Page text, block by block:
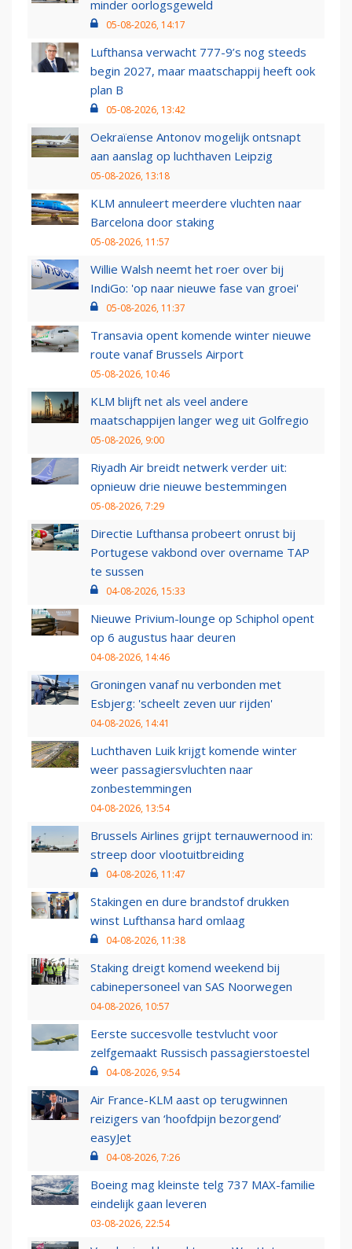
minder oorlogsgeweld
05-08-2026, 14:17
Lufthansa verwacht 777-9’s nog steeds
begin 2027, maar maatschappij heeft ook
plan B
05-08-2026, 13:42
Oekraïense Antonov mogelijk ontsnapt
aan aanslag op luchthaven Leipzig
05-08-2026, 13:18
KLM annuleert meerdere vluchten naar
Barcelona door staking
05-08-2026, 11:57
Willie Walsh neemt het roer over bij
IndiGo: 'op naar nieuwe fase van groei'
05-08-2026, 11:37
Transavia opent komende winter nieuwe
route vanaf Brussels Airport
05-08-2026, 10:46
KLM blijft net als veel andere
maatschappijen langer weg uit Golfregio
05-08-2026, 9:00
Riyadh Air breidt netwerk verder uit:
opnieuw drie nieuwe bestemmingen
05-08-2026, 7:29
Directie Lufthansa probeert onrust bij
Portugese vakbond over overname TAP
te sussen
04-08-2026, 15:33
Nieuwe Privium-lounge op Schiphol opent
op 6 augustus haar deuren
04-08-2026, 14:46
Groningen vanaf nu verbonden met
Esbjerg: 'scheelt zeven uur rijden'
04-08-2026, 14:41
Luchthaven Luik krijgt komende winter
weer passagiersvluchten naar
zonbestemmingen
04-08-2026, 13:54
Brussels Airlines grijpt ternauwernood in:
streep door vlootuitbreiding
04-08-2026, 11:47
Stakingen en dure brandstof drukken
winst Lufthansa hard omlaag
04-08-2026, 11:38
Staking dreigt komend weekend bij
cabinepersoneel van SAS Noorwegen
04-08-2026, 10:57
Eerste succesvolle testvlucht voor
zelfgemaakt Russisch passagierstoestel
04-08-2026, 9:54
Air France-KLM aast op terugwinnen
reizigers van ‘hoofdpijn bezorgend’
easyJet
04-08-2026, 7:26
Boeing mag kleinste telg 737 MAX-familie
eindelijk gaan leveren
03-08-2026, 22:54